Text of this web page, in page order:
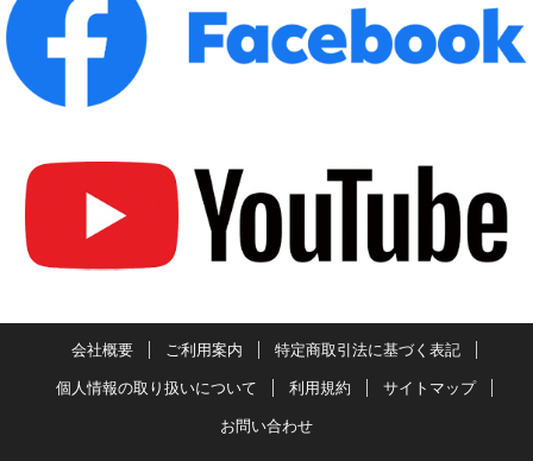
会社概要 ご利用案内 特定商取引法に基づく表記
個人情報の取り扱いについて 利用規約 サイトマップ
お問い合わせ